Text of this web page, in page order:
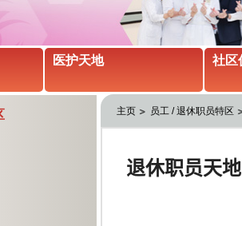
医护天地 社区
主页 员工 / 退休职员特区